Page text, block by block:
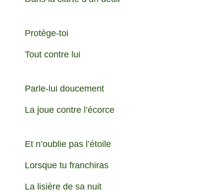
Protège-toi
Tout contre lui
Parle-lui doucement
La joue contre l’écorce
Et n’oublie pas l’étoile
Lorsque tu franchiras
La lisière de sa nuit